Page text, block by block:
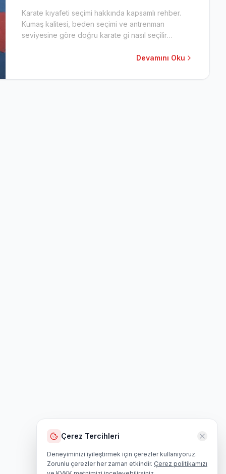
Karate kıyafeti seçimi hakkında kapsamlı rehber.
Kumaş kalitesi, beden seçimi ve antrenman
seviyesine göre doğru karate gi nasıl seçilir
Devamını Oku
Çerez Tercihleri
Deneyiminizi iyileştirmek için çerezler kullanıyoruz.
Zorunlu çerezler her zaman etkindir. Çerez politikamızı